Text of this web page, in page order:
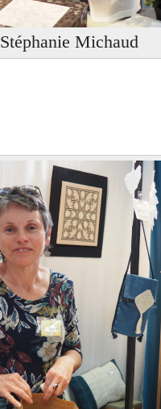
Stéphanie Michaud